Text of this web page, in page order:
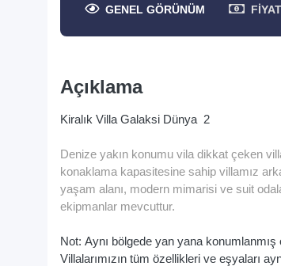
GENEL GÖRÜNÜM
Açıklama
Kiralık Villa Galaksi Dünya 2
Denize yakın konumu vila dikkat çeken
konaklama kapasitesine sahip villamız
yaşam alanı, modern mimarisi ve suit
ekipmanlar mevcuttur.
Not: Aynı bölgede yan yana
Villalarımızın tüm özellikleri ve eşyaları